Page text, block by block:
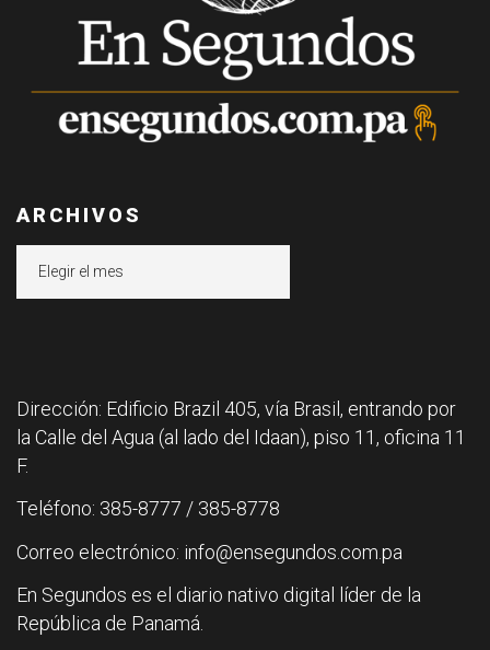
ARCHIVOS
Dirección: Edificio Brazil 405, vía Brasil, entrando por
la Calle del Agua (al lado del Idaan), piso 11, oficina 11
F.
Teléfono: 385-8777 / 385-8778
Correo electrónico: info@ensegundos.com.pa
En Segundos es el diario nativo digital líder de la
República de Panamá.